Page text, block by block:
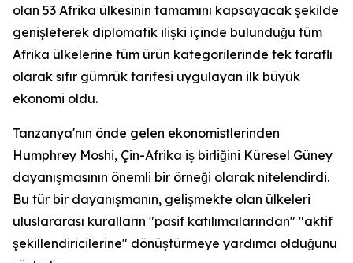
olan 53 Afrika ülkesinin tamamını kapsayacak şekilde
genişleterek diplomatik ilişki içinde bulunduğu tüm
Afrika ülkelerine tüm ürün kategorilerinde tek taraflı
olarak sıfır gümrük tarifesi uygulayan ilk büyük
ekonomi oldu.
Tanzanya'nın önde gelen ekonomistlerinden
Humphrey Moshi, Çin-Afrika iş birliğini Küresel Güney
dayanışmasının önemli bir örneği olarak nitelendirdi.
Bu tür bir dayanışmanın, gelişmekte olan ülkeleri
uluslararası kuralların "pasif katılımcılarından" "aktif
şekillendiricilerine" dönüştürmeye yardımcı olduğunu